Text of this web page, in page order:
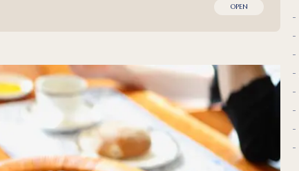
OPEN